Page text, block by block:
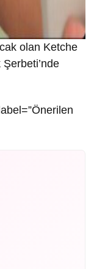
olan Ketche
Şerbeti’nde